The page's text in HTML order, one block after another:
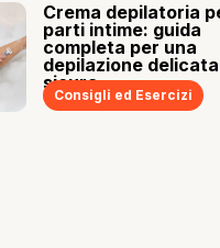
Crema depilatoria
parti intime: guida
completa per una
depilazione
sicura
Consigli ed Esercizi